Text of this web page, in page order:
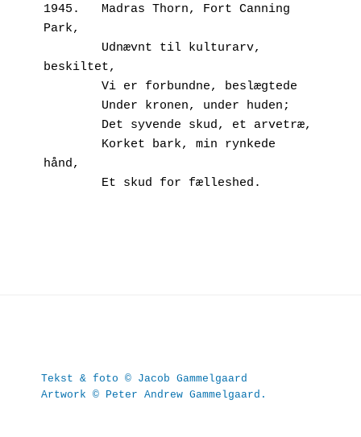
1945.	Madras Thorn, Fort Canning
Park,
beskiltet,
        Vi er forbundne, beslægtede
        Under kronen, under huden;
        Det syvende skud, et arvetræ,
hånd,
        Et skud for fælleshed.
Tekst & foto © Jacob Gammelgaard
Artwork © Peter Andrew Gammelgaard.